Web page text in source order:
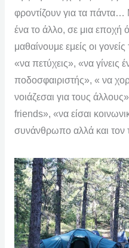
φροντίζουν για τα
ένα το άλλο, σε μια εποχή
μαθαίνουμε εμείς οι
«να πετύχεις», «να γίνεις
ποδοσφαιριστής», « να
νοιάζεσαι για τους
friends», «να είσαι
συνάνθρωπο αλλά και τον